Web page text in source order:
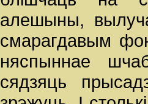
алешыны,
смарагдавым
няспыннае
сядзяць